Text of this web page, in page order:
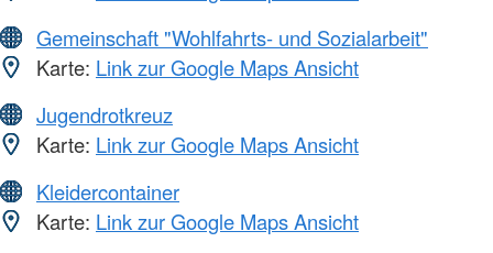
Gemeinschaft "Wohlfahrts- und Sozialarbeit"
Karte: Link zur Google Maps Ansicht
Jugendrotkreuz
Karte: Link zur Google Maps Ansicht
Kleidercontainer
Karte: Link zur Google Maps Ansicht